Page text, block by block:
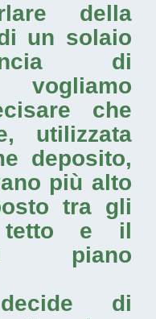
della
un solaio
di
che
utilizzata
deposito,
più alto
tra gli
tetto e il
piano
di